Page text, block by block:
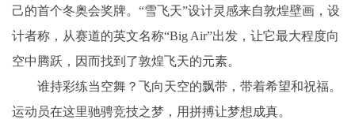
己的首个冬奥会奖牌。“雪飞天”设计灵感来自敦煌壁画，设
计者称，从赛道的英文名称“Big Air”出发，让它最大程度向
空中腾跃，因而找到了敦煌飞天的元素。
谁持彩练当空舞？飞向天空的飘带，带着希望和祝福。
运动员在这里驰骋竞技之梦，用拼搏让梦想成真。